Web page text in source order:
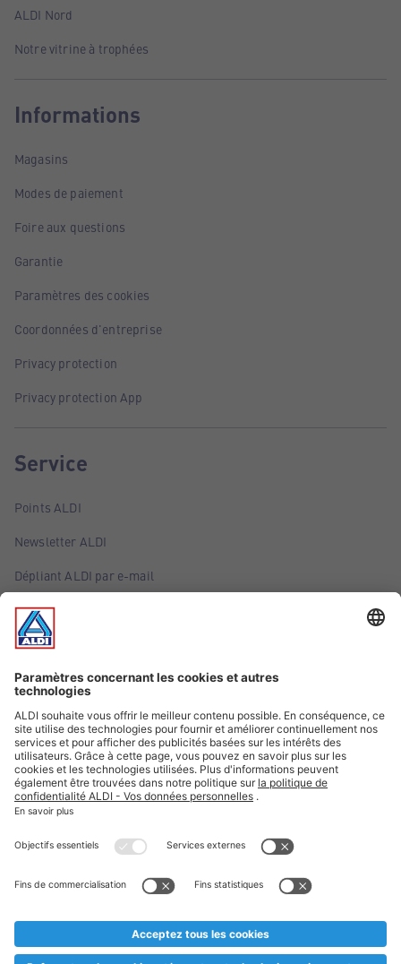
ALDI Nord
Notre vitrine à trophées
Informations
Magasins
Modes de paiement
Foire aux questions
Garantie
Paramètres des cookies
Coordonnées d'entreprise
Privacy protection
Privacy protection App
Service
Points ALDI
Newsletter ALDI
Dépliant ALDI par e-mail
Offres
Infos essentielles
Suivez ALDI Belgique
Textes marqués d'un astérisque et mentions légales
* Nous vendons ces articles temporairement et jusqu'à
au cas où, malgré le planning bien étudié, nous serions
prématurément en rupture de stock. Prix Recupel et TVA incl.
** Sur ce site, l’utilisation de la forme masculine a été adoptée